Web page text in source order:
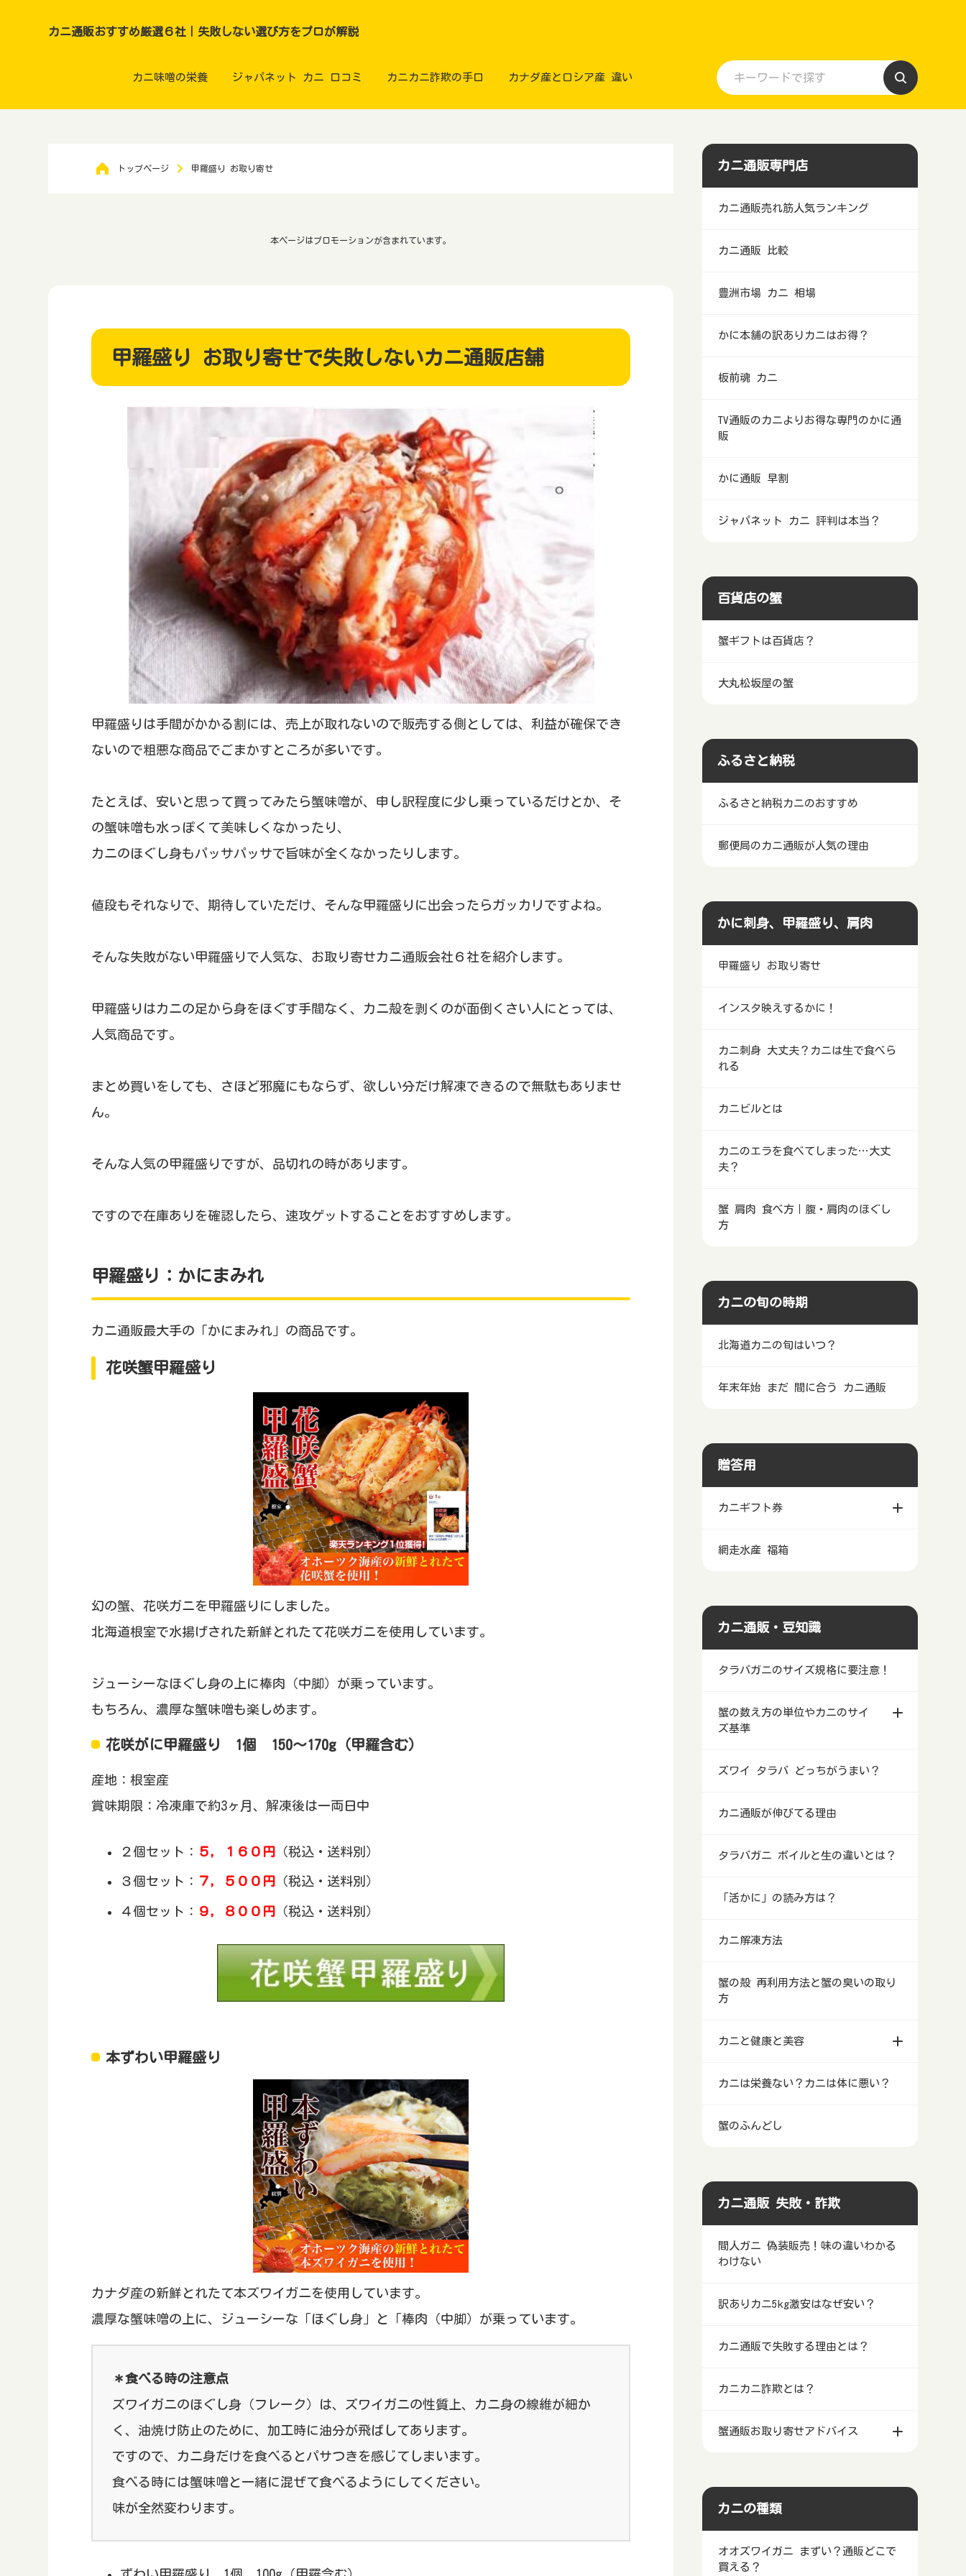
カニ通販おすすめ厳選６社｜失敗しない選び方をプロが解説
カニ味噌の栄養 ジャパネット カニ 口コミ カニカニ詐欺の手口 カナダ産とロシア産 違い
トップページ 甲羅盛り お取り寄せ
本ページはプロモーションが含まれています。
甲羅盛り お取り寄せで失敗しないカニ通販店舗
甲羅盛りは手間がかかる割には、売上が取れないので販売する側としては、利益が確保でき
ないので粗悪な商品でごまかすところが多いです。
たとえば、安いと思って買ってみたら蟹味噌が、申し訳程度に少し乗っているだけとか、そ
の蟹味噌も水っぽくて美味しくなかったり、
カニのほぐし身もパッサパッサで旨味が全くなかったりします。
値段もそれなりで、期待していただけ、そんな甲羅盛りに出会ったらガッカリですよね。
そんな失敗がない甲羅盛りで人気な、お取り寄せカニ通販会社６社を紹介します。
甲羅盛りはカニの足から身をほぐす手間なく、カニ殻を剥くのが面倒くさい人にとっては、
人気商品です。
まとめ買いをしても、さほど邪魔にもならず、欲しい分だけ解凍できるので無駄もありませ
ん。
そんな人気の甲羅盛りですが、品切れの時があります。
ですので在庫ありを確認したら、速攻ゲットすることをおすすめします。
甲羅盛り：かにまみれ
カニ通販最大手の「かにまみれ」の商品です。
花咲蟹甲羅盛り
幻の蟹、花咲ガニを甲羅盛りにしました。
北海道根室で水揚げされた新鮮とれたて花咲ガニを使用しています。
ジューシーなほぐし身の上に棒肉（中脚）が乗っています。
もちろん、濃厚な蟹味噌も楽しめます。
花咲がに甲羅盛り 1個 150～170g（甲羅含む）
産地：根室産
賞味期限：冷凍庫で約3ヶ月、解凍後は一両日中
２個セット： ５，１６０円（税込・送料別）
３個セット： ７，５００円（税込・送料別）
４個セット： ９，８００円（税込・送料別）
本ずわい甲羅盛り
カナダ産の新鮮とれたて本ズワイガニを使用しています。
濃厚な蟹味噌の上に、ジューシーな「ほぐし身」と「棒肉（中脚）が乗っています。
＊食べる時の注意点
ズワイガニのほぐし身（フレーク）は、ズワイガニの性質上、カニ身の線維が細か
く、油焼け防止のために、加工時に油分が飛ばしてあります。
ですので、カニ身だけを食べるとパサつきを感じてしまいます。
食べる時には蟹味噌と一緒に混ぜて食べるようにしてください。
味が全然変わります。
カニ通販専門店
カニ通販売れ筋人気ランキング
カニ通販 比較
豊洲市場 カニ 相場
かに本舗の訳ありカニはお得？
板前魂 カニ
TV通販のカニよりお得な専門のかに通
販
かに通販 早割
ジャパネット カニ 評判は本当？
百貨店の蟹
蟹ギフトは百貨店？
大丸松坂屋の蟹
ふるさと納税
ふるさと納税カニのおすすめ
郵便局のカニ通販が人気の理由
かに刺身、甲羅盛り、肩肉
甲羅盛り お取り寄せ
インスタ映えするかに！
カニ刺身 大丈夫？カニは生で食べら
れる
カニビルとは
カニのエラを食べてしまった…大丈
夫？
蟹 肩肉 食べ方｜腹・肩肉のほぐし
方
カニの旬の時期
北海道カニの旬はいつ？
年末年始 まだ 間に合う カニ通販
贈答用
カニギフト券
網走水産 福箱
カニ通販・豆知識
タラバガニのサイズ規格に要注意！
蟹の数え方の単位やカニのサイ
ズ基準
ズワイ タラバ どっちがうまい？
カニ通販が伸びてる理由
タラバガニ ボイルと生の違いとは？
「活かに」の読み方は？
カニ解凍方法
蟹の殻 再利用方法と蟹の臭いの取り
方
カニと健康と美容
カニは栄養ない？カニは体に悪い？
蟹のふんどし
カニ通販 失敗・詐欺
間人ガニ 偽装販売！味の違いわかる
わけない
訳ありカニ5kg激安はなぜ安い？
カニ通販で失敗する理由とは？
カニカニ詐欺とは？
蟹通販お取り寄せアドバイス
カニの種類
オオズワイガニ まずい？通販どこで
買える？